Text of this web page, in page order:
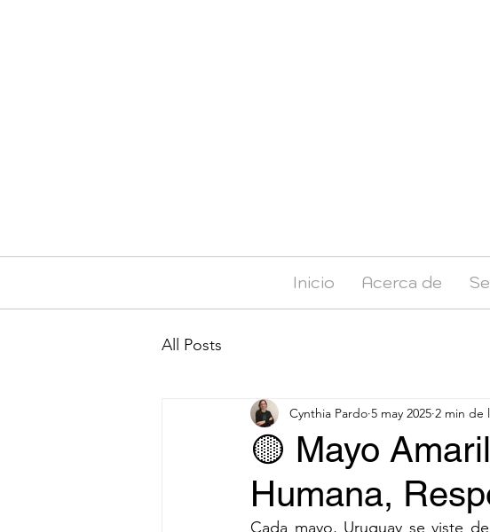
Inicio Acerca de
All Posts
🟡 Mayo
Humana,
Cynthia Pardo 5 may 2025 2 min de
Cada mayo, Uruguay se viste